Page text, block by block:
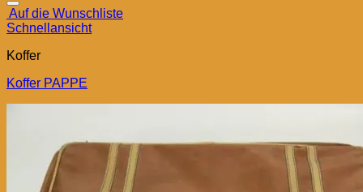
Auf die Wunschliste
Schnellansicht
Koffer
Koffer PAPPE